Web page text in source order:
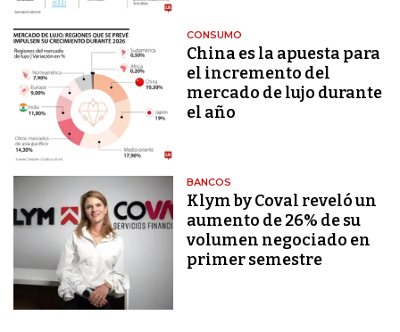
CONSUMO
China es la apuesta para
el incremento del
mercado de lujo durante
el año
BANCOS
Klym by Coval reveló un
aumento de 26% de su
volumen negociado en
primer semestre